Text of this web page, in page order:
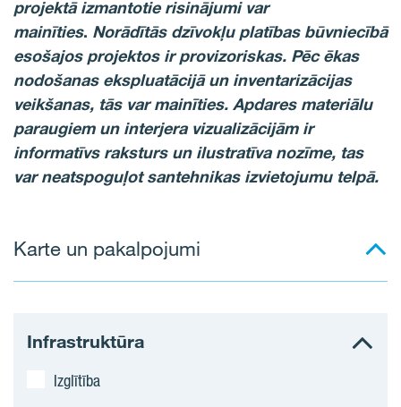
projektā izmantotie risinājumi var
mainīties. Norādītās dzīvokļu platības būvniecībā
esošajos projektos ir provizoriskas. Pēc ēkas
nodošanas ekspluatācijā un inventarizācijas
veikšanas, tās var mainīties. Apdares materiālu
paraugiem un interjera vizualizācijām ir
informatīvs raksturs un ilustratīva nozīme, tas
var neatspoguļot santehnikas izvietojumu telpā.
Karte un pakalpojumi
Infrastruktūra
Izglītība